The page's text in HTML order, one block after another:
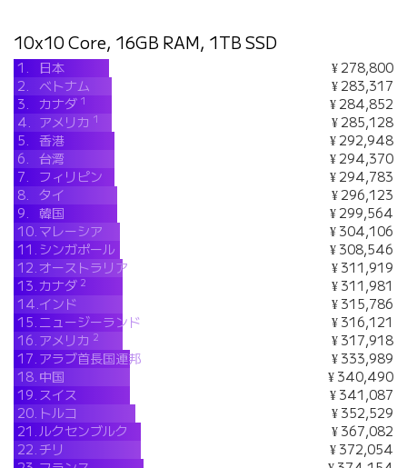
10x10 Core, 16GB RAM, 1TB SSD
1. 日本
¥ 278,800
2.
ベトナム
¥ 283,317
3.
カナダ 1
¥ 284,852
4.
アメリカ 1
¥ 285,128
5.
香港
¥ 292,948
6.
台湾
¥ 294,370
7.
フィリピン
¥ 294,783
8.
タイ
¥ 296,123
9.
韓国
¥ 299,564
10. マレーシア
¥ 304,106
11. シンガポール
¥ 308,546
12.オーストラリア
¥ 311,919
13.カナダ 2
¥ 311,981
14.インド
¥ 315,786
15. ニュージーランド
¥ 316,121
16. アメリカ 2
¥ 317,918
17. アラブ首長国連邦
¥ 333,989
18. 中国
¥ 340,490
19. スイス
¥ 341,087
20. トルコ
¥ 352,529
21.ルクセンブルク
¥ 367,082
22.チリ
¥ 372,054